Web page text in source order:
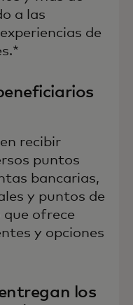
a las
de
recibir
puntos
bancarias,
y puntos de
que ofrece
y opciones
los